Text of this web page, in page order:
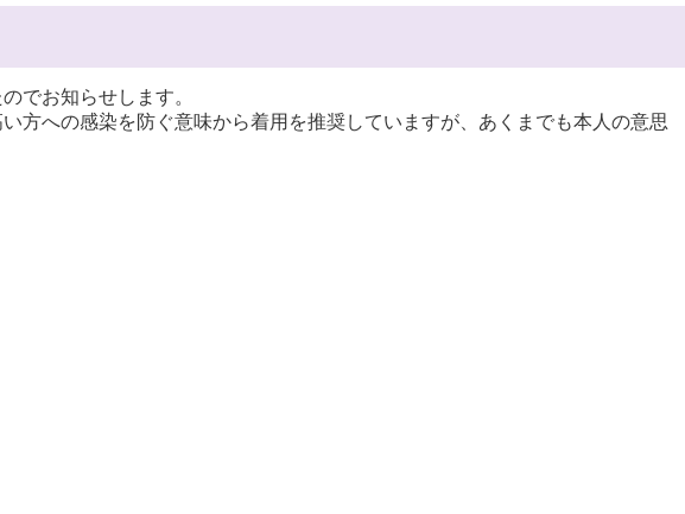
でお知らせします。
への感染を防ぐ意味から着用を推奨していますが、あくまでも本人の意思